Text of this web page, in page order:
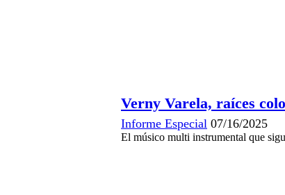
Verny Varela, raíces
Informe Especial 07/16/2025
El músico multi instrumental que